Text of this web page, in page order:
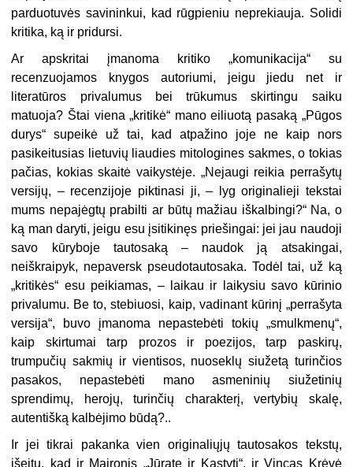
parduotuvės savininkui, kad rūgpieniu neprekiauja. Solidi
kritika, ką ir pridursi.
Ar apskritai įmanoma kritiko „komunikacija“ su
recenzuojamos knygos autoriumi, jeigu jiedu net ir
literatūros privalumus bei trūkumus skirtingu saiku
matuoja? Štai viena „kritikė“ mano eiliuotą pasaką „Pūgos
durys“ supeikė už tai, kad atpažino joje ne kaip nors
pasikeitusias lietuvių liaudies mitologines sakmes, o tokias
pačias, kokias skaitė vaikystėje. „Nejaugi reikia perrašytų
versijų, – recenzijoje piktinasi ji, – lyg originalieji tekstai
mums nepajėgtų prabilti ar būtų mažiau iškalbingi?“ Na, o
ką man daryti, jeigu esu įsitikinęs priešingai: jei jau naudoji
savo kūryboje tautosaką – naudok ją atsakingai,
neiškraipyk, nepaversk pseudotautosaka. Todėl tai, už ką
„kritikės“ esu peikiamas, – laikau ir laikysiu savo kūrinio
privalumu. Be to, stebiuosi, kaip, vadinant kūrinį „perrašyta
versija“, buvo įmanoma nepastebėti tokių „smulkmenų“,
kaip skirtumai tarp prozos ir poezijos, tarp paskirų,
trumpučių sakmių ir vientisos, nuoseklų siužetą turinčios
pasakos, nepastebėti mano asmeninių siužetinių
sprendimų, herojų, turinčių charakterį, vertybių skalę,
autentišką kalbėjimo būdą?..
Ir jei tikrai pakanka vien originaliųjų tautosakos tekstų,
išeitų, kad ir Maironis „Jūratę ir Kastytį“, ir Vincas Krėvė